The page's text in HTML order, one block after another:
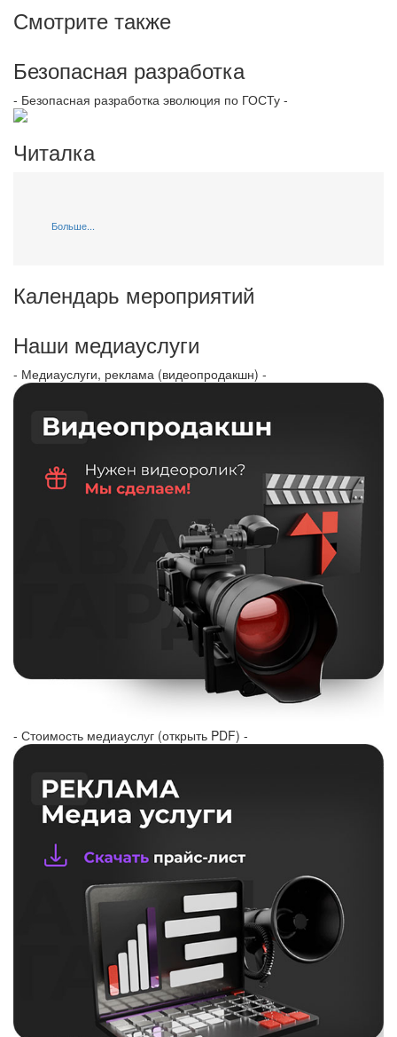
Смотрите также
Безопасная разработка
- Безопасная разработка эволюция по ГОСТу -
Читалка
Больше...
Календарь мероприятий
Наши медиауслуги
- Медиауслуги, реклама (видеопродакшн) -
- Стоимость медиауслуг (открыть PDF) -